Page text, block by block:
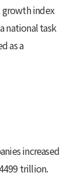
index
national task
as a
increased
trillion.